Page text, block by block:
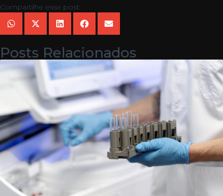
Compartilhe esse post:
Posts Relacionados